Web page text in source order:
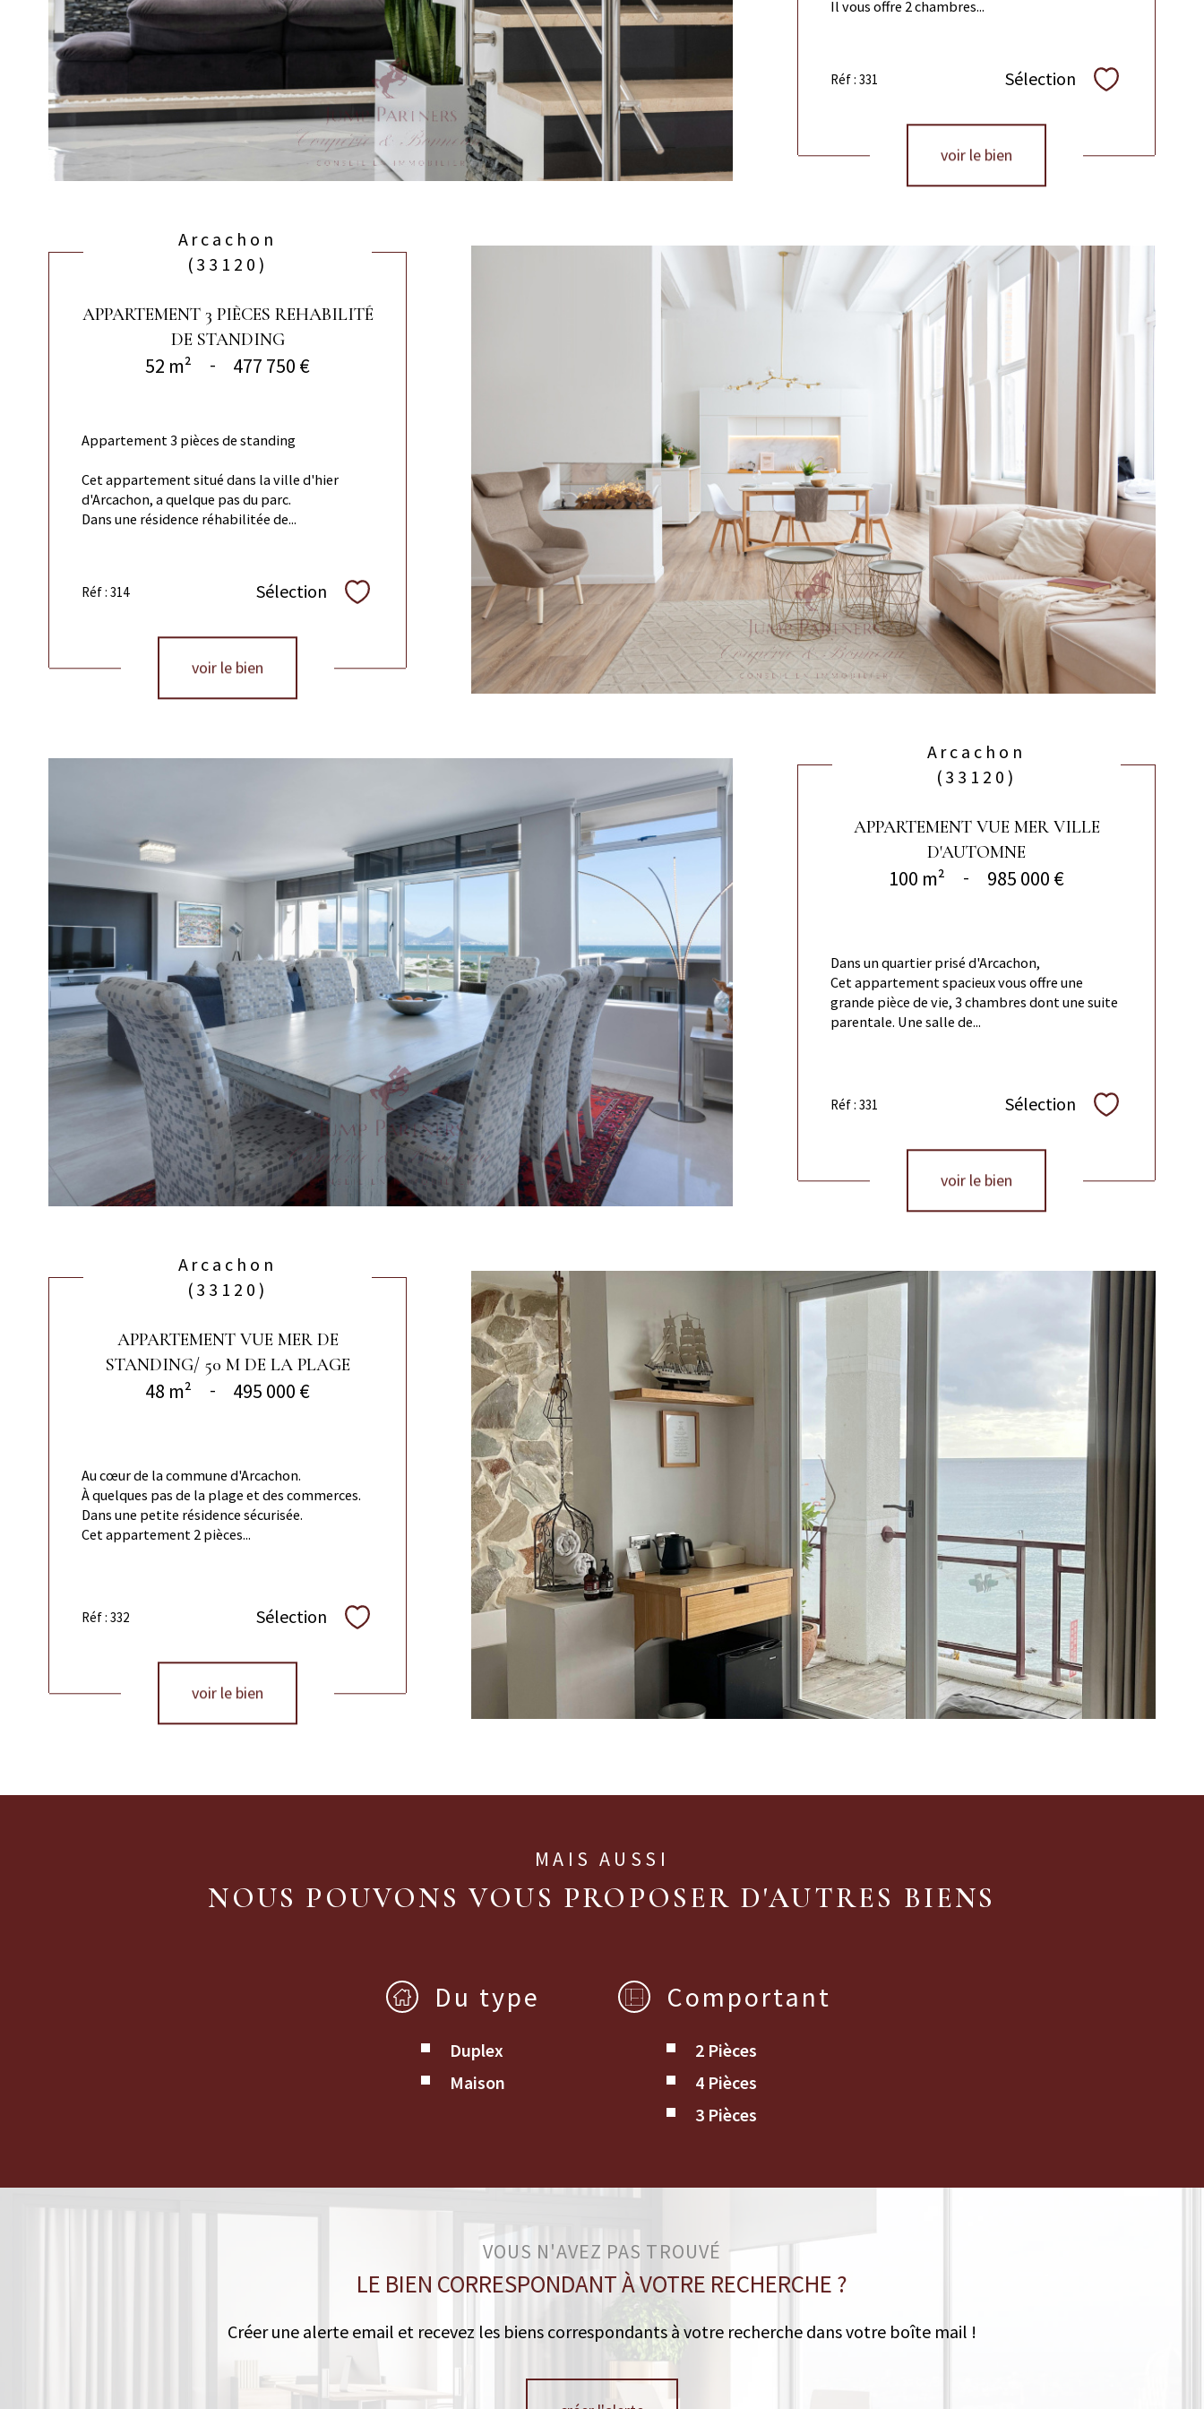
Il vous offre 2 chambres...
Réf : 331 Sélection Sélectionner
voir le bien
Arcachon
(33120)
APPARTEMENT 3 PIÈCES REHABILITÉ
DE STANDING
52 m² - 477 750 €
Appartement 3 pièces de standing
Cet appartement situé dans la ville d'hier
d'Arcachon, a quelque pas du parc.
Dans une résidence réhabilitée de...
Réf : 314 Sélection Sélectionner
voir le bien
Arcachon
(33120)
APPARTEMENT VUE MER VILLE
D'AUTOMNE
100 m² - 985 000 €
Dans un quartier prisé d'Arcachon,
Cet appartement spacieux vous offre une
grande pièce de vie, 3 chambres dont une suite
parentale. Une salle de...
Réf : 331 Sélection Sélectionner
voir le bien
Arcachon
(33120)
APPARTEMENT VUE MER DE
STANDING/ 50 M DE LA PLAGE
48 m² - 495 000 €
Au cœur de la commune d'Arcachon.
À quelques pas de la plage et des commerces.
Dans une petite résidence sécurisée.
Cet appartement 2 pièces...
Réf : 332 Sélection Sélectionner
voir le bien
MAIS AUSSI
NOUS POUVONS VOUS PROPOSER D'AUTRES BIENS
Du type
Duplex
Maison
Comportant
2 Pièces
4 Pièces
3 Pièces
VOUS N'AVEZ PAS TROUVÉ
LE BIEN CORRESPONDANT À VOTRE RECHERCHE ?
Créer une alerte email et recevez les biens correspondants à votre recherche dans votre boîte mail !